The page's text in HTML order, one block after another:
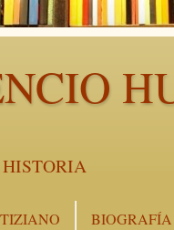
BIOGRAFÍA